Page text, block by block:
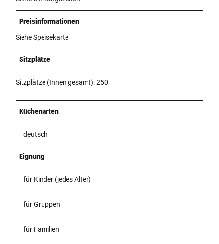
Preisinformationen
Siehe Speisekarte
Sitzplätze
Sitzplätze (Innen gesamt): 250
Küchenarten
deutsch
Eignung
für Kinder (jedes Alter)
für Gruppen
für Familien